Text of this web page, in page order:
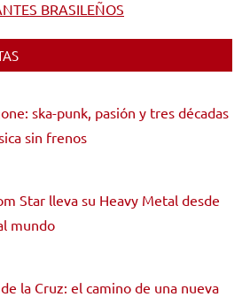
BRASILEÑOS
ska-punk, pasión y tres décadas
sin frenos
Star lleva su Heavy Metal desde
mundo
la Cruz: el camino de una nueva